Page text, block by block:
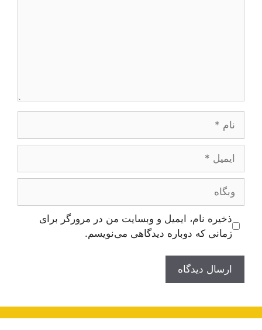
وبگاه
ذخیره نام، ایمیل و وبسایت من در مرورگر برای
زمانی که دوباره دیدگاهی می‌نویسم.